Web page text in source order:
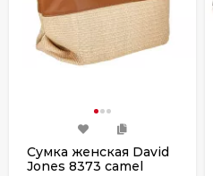
Сумка женская David
Jones 8373 camel